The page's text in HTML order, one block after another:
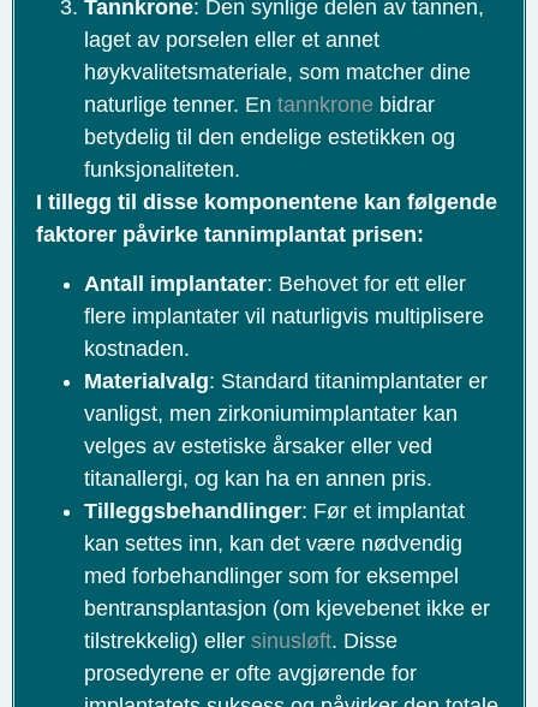
Tannkrone: Den synlige delen av tannen,
laget av porselen eller et annet
høykvalitetsmateriale, som matcher dine
naturlige tenner. En tannkrone bidrar
betydelig til den endelige estetikken og
funksjonaliteten.
I tillegg til disse komponentene kan følgende
faktorer påvirke tannimplantat prisen:
Antall implantater: Behovet for ett eller
flere implantater vil naturligvis multiplisere
kostnaden.
Materialvalg: Standard titanimplantater er
vanligst, men zirkoniumimplantater kan
velges av estetiske årsaker eller ved
titanallergi, og kan ha en annen pris.
Tilleggsbehandlinger: Før et implantat
kan settes inn, kan det være nødvendig
med forbehandlinger som for eksempel
bentransplantasjon (om kjevebenet ikke er
tilstrekkelig) eller sinusløft. Disse
prosedyrene er ofte avgjørende for